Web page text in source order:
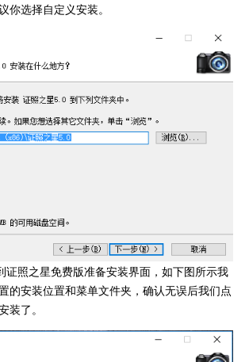
你选择自定义安装。
照之星免费版准备安装界面，如下图所示我
的安装位置和菜单文件夹，确认无误后我们点
装了。